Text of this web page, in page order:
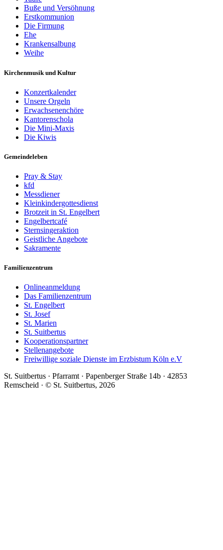
Buße und Versöhnung
Erstkommunion
Die Firmung
Ehe
Krankensalbung
Weihe
Kirchenmusik und Kultur
Konzertkalender
Unsere Orgeln
Erwachsenenchöre
Kantorenschola
Die Mini-Maxis
Die Kiwis
Gemeindeleben
Pray & Stay
kfd
Messdiener
Kleinkindergottesdienst
Brotzeit in St. Engelbert
Engelbertcafé
Sternsingeraktion
Geistliche Angebote
Sakramente
Familienzentrum
Onlineanmeldung
Das Familienzentrum
St. Engelbert
St. Josef
St. Marien
St. Suitbertus
Kooperationspartner
Stellenangebote
Freiwillige soziale Dienste im Erzbistum Köln e.V
St. Suitbertus · Pfarramt · Papenberger Straße 14b · 42853
Remscheid · © St. Suitbertus, 2026